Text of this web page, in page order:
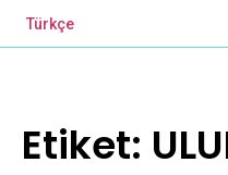
Türkçe
Etiket: